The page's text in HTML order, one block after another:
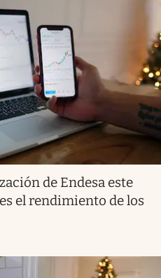
de Endesa este
el rendimiento de los